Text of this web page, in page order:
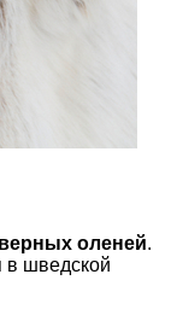
оленей.
в шведской